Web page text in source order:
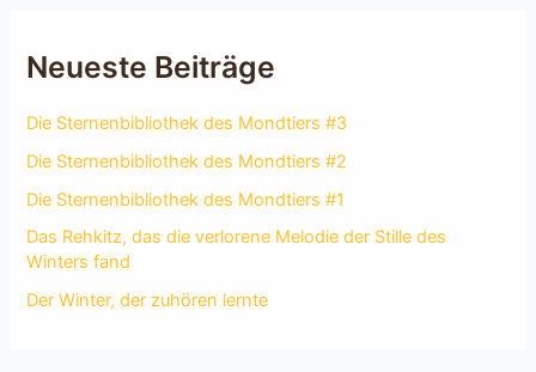
Neueste Beiträge
Die Sternenbibliothek des Mondtiers #3
Die Sternenbibliothek des Mondtiers #2
Die Sternenbibliothek des Mondtiers #1
Das Rehkitz, das die verlorene Melodie der Stille des
Winters fand
Der Winter, der zuhören lernte